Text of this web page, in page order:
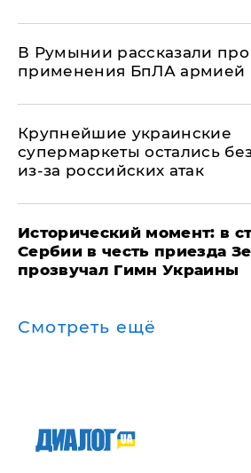
В Румынии рассказали про
применения БпЛА армией
Крупнейшие украинские
супермаркеты остались
из-за российских атак
Исторический момент: в
Сербии в честь приезда
прозвучал Гимн Украины
Смотреть ещё